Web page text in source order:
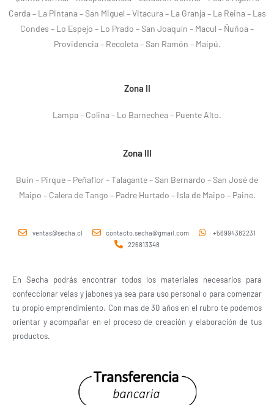
Cerda – La Pintana – San Miguel – Vitacura – La Granja – La Reina – Las
Condes – Lo Espejo – Lo Prado – San Joaquín – Macul – Ñuñoa –
Providencia – Recoleta – San Ramón – Maipú.
Zona II
Lampa – Colina – Lo Barnechea – Puente Alto.
Zona III
Buin – Pirque – Peñaflor – Talagante – San Bernardo – San José de
Maipo – Calera de Tango – Padre Hurtado – Isla de Maipo – Paine.
ventas@secha.cl contacto.secha@gmail.com
+56994382231
226813348
En Secha podrás encontrar todos los materiales necesarios para
confeccionar velas y jabones ya sea para uso personal o para comenzar
tu propio emprendimiento. Con mas de 30 años en el rubro te podemos
orientar y acompañar en el proceso de creación y elaboración de tus
productos.